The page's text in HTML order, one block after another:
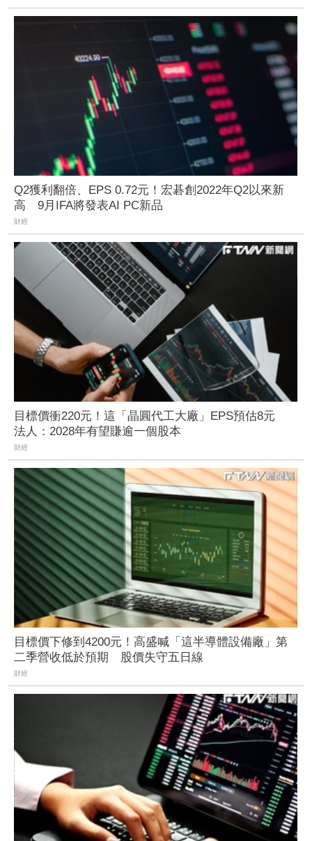
Q2獲利翻倍、EPS 0.72元！宏碁創2022年Q2以來新
高 9月IFA將發表AI PC新品
財經
目標價衝220元！這「晶圓代工大廠」EPS預估8元
法人：2028年有望賺逾一個股本
財經
目標價下修到4200元！高盛喊「這半導體設備廠」第
二季營收低於預期 股價失守五日線
財經